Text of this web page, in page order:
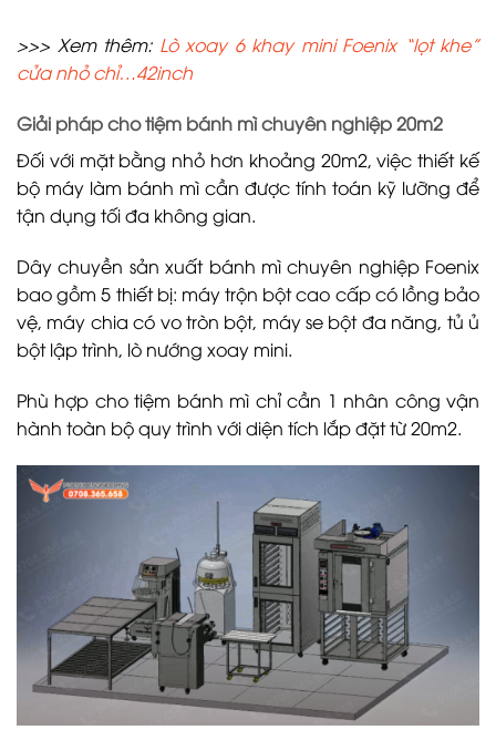
>>> Xem thêm: Lò xoay 6 khay mini Foenix “lọt khe”
cửa nhỏ chỉ…42inch
Giải pháp cho tiệm bánh mì chuyên nghiệp 20m2
Đối với mặt bằng nhỏ hơn khoảng 20m2, việc thiết kế
bộ máy làm bánh mì cần được tính toán kỹ lưỡng để
tận dụng tối đa không gian.
Dây chuyền sản xuất bánh mì chuyên nghiệp Foenix
bao gồm 5 thiết bị: máy trộn bột cao cấp có lồng bảo
vệ, máy chia có vo tròn bột, máy se bột đa năng, tủ ủ
bột lập trình, lò nướng xoay mini.
Phù hợp cho tiệm bánh mì chỉ cần 1 nhân công vận
hành toàn bộ quy trình với diện tích lắp đặt từ 20m2.